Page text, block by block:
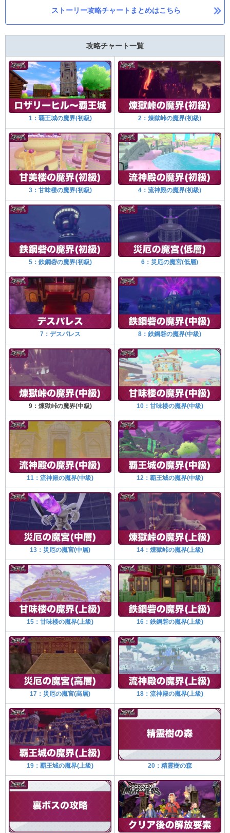
ストーリー攻略チャートまとめはこちら
攻略チャート一覧
1：覇王城の魔界(初級) 2：煉獄峠の魔界(初級)
3：甘味楼の魔界(初級) 4：流神殿の魔界(初級)
5：鉄鋼砦の魔界(初級) 6：災厄の魔宮(低層)
7：デスパレス 8：鉄鋼砦の魔界(中級)
9：煉獄峠の魔界(中級) 10：甘味楼の魔界(中級)
11：流神殿の魔界(中級) 12：覇王城の魔界(中級)
13：災厄の魔宮(中層) 14：煉獄峠の魔界(上級)
15：甘味楼の魔界(上級) 16：鉄鋼砦の魔界(上級)
17：災厄の魔宮(高層) 18：流神殿の魔界(上級)
19：覇王城の魔界(上級) 20：精霊樹の森